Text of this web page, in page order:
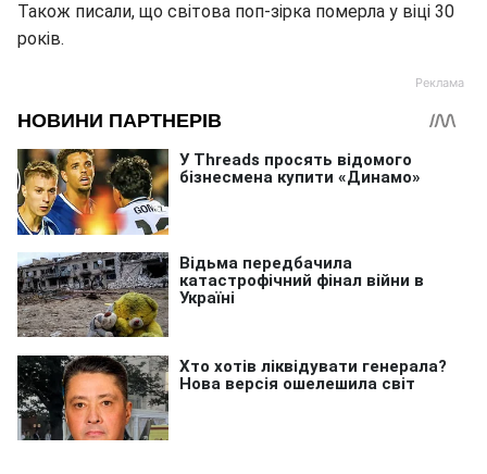
Також писали, що світова поп-зірка померла у віці 30
років.